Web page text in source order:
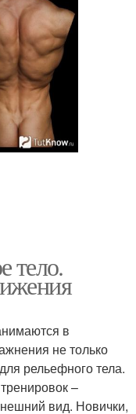
тело.
в
не только
рельефного тела.
–
вид. Новички,